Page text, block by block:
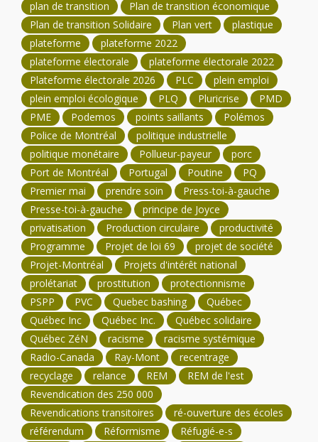
plan de transition
Plan de transition économique
Plan de transition Solidaire
Plan vert
plastique
plateforme
plateforme 2022
plateforme électorale
plateforme électorale 2022
Plateforme électorale 2026
PLC
plein emploi
plein emploi écologique
PLQ Pluricrise
PMD
PME
Podemos points saillants
Polémos
Police de Montréal
politique industrielle
politique monétaire
Pollueur-payeur
porc
Port de Montréal
Portugal Poutine
PQ
Premier mai
prendre soin
Press-toi-à-gauche
Presse-toi-à-gauche
principe de Joyce
privatisation
Production circulaire
productivité
Programme
Projet de loi 69
projet de société
Projet-Montréal
Projets d'intérêt national
prolétariat
prostitution
protectionnisme
PSPP
PVC Quebec bashing
Québec
Québec Inc
Québec Inc.
Québec solidaire
Québec ZéN
racisme
racisme systémique
Radio-Canada
Ray-Mont
recentrage
recyclage
relance REM
REM de l'est
Revendication des 250 000
Revendications transitoires
ré-ouverture des écoles
référendum
Réformisme
Réfugié-e-s